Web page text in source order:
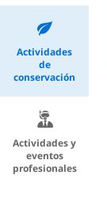
Actividades
de
conservación
Actividades y
eventos
profesionales